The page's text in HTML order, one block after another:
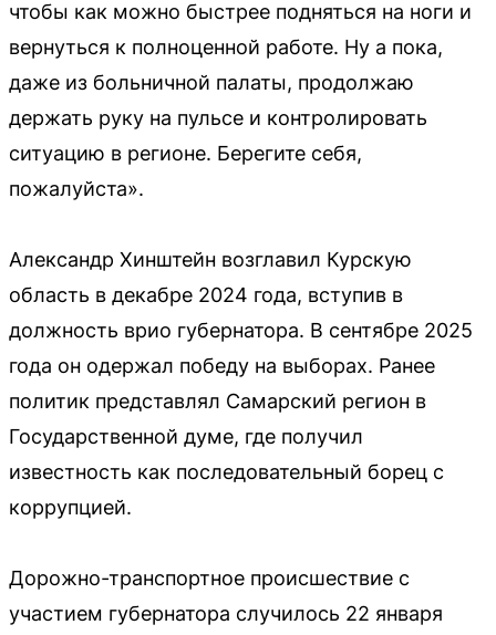
чтобы как можно быстрее подняться на ноги и
вернуться к полноценной работе. Ну а пока,
даже из больничной палаты, продолжаю
держать руку на пульсе и контролировать
ситуацию в регионе. Берегите себя,
пожалуйста».
Александр Хинштейн возглавил Курскую
область в декабре 2024 года, вступив в
должность врио губернатора. В сентябре 2025
года он одержал победу на выборах. Ранее
политик представлял Самарский регион в
Государственной думе, где получил
известность как последовательный борец с
коррупцией.
Дорожно-транспортное происшествие с
участием губернатора случилось 22 января